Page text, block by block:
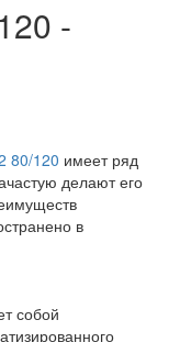
-
80/120 имеет ряд
делают его
в
собой